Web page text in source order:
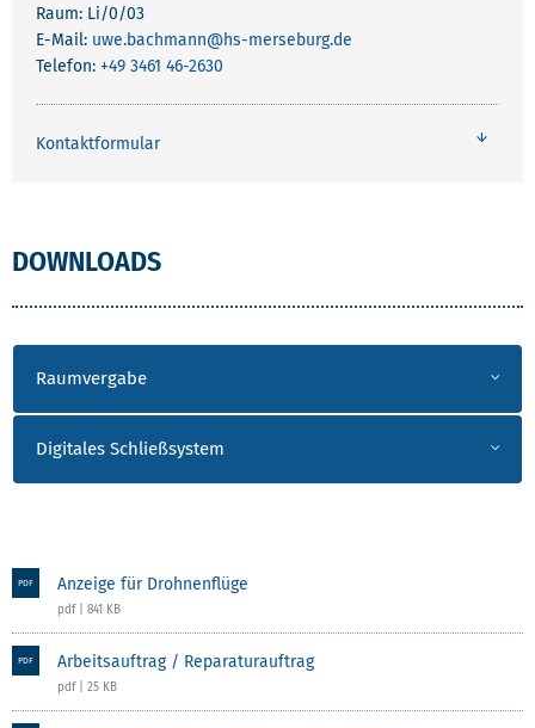
Raum: Li/0/03
E-Mail: uwe.bachmann@hs-merseburg.de
Telefon: +49 3461 46-2630
Kontaktformular
WEITERE INFORMATIONEN
DOWNLOADS
Raumvergabe
Digitales Schließsystem
PDF Anzeige für Drohnenflüge
pdf | 841 KB
PDF Arbeitsauftrag / Reparaturauftrag
pdf | 25 KB